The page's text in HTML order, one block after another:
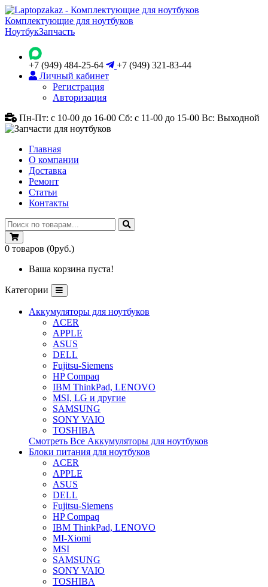
Комплектующие для ноутбуков
НоутбукЗапчасть
+7 (949) 484-25-64
+7 (949) 321-83-44
Личный кабинет
Регистрация
Авторизация
Пн-Пт: с 10-00 до 16-00 Сб: с 11-00 до 15-00 Вс: Выходной
Главная
О компании
Доставка
Ремонт
Статьи
Контакты
0 товаров (0руб.)
Ваша корзина пуста!
Категории
Аккумуляторы для ноутбуков
ACER
APPLE
ASUS
DELL
Fujitsu-Siemens
HP Compaq
IBM ThinkPad, LENOVO
MSI, LG и другие
SAMSUNG
SONY VAIO
TOSHIBA
Смотреть Все Аккумуляторы для ноутбуков
Блоки питания для ноутбуков
ACER
APPLE
ASUS
DELL
Fujitsu-Siemens
HP Compaq
IBM ThinkPad, LENOVO
MI-Xiomi
MSI
SAMSUNG
SONY VAIO
TOSHIBA